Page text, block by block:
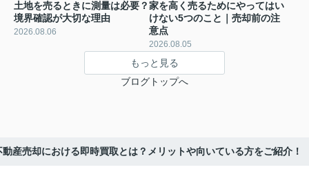
土地を売るときに測量は必要？
境界確認が大切な理由
2026.08.06
家を高く売るためにやってはい
けない5つのこと｜売却前の注
意点
2026.08.05
もっと見る
ブログトップへ
動産売却における即時買取とは？メリットや向いている方をご紹介！